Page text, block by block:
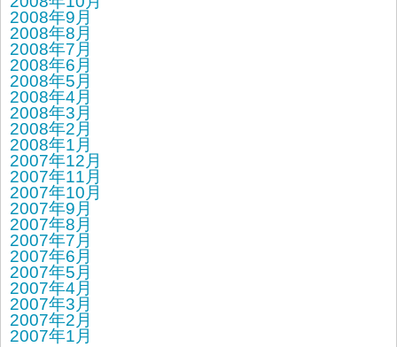
2008年9月
2008年8月
2008年7月
2008年6月
2008年5月
2008年4月
2008年3月
2008年2月
2008年1月
2007年12月
2007年11月
2007年10月
2007年9月
2007年8月
2007年7月
2007年6月
2007年5月
2007年4月
2007年3月
2007年2月
2007年1月